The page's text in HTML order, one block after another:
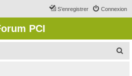
Connexion
S’enregistrer
PCI